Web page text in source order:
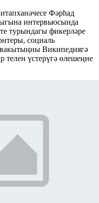
Фәрһад
интервьюсында
турындагы фикерләре
социаль
вакытыңны Википедиягә
телен үстерүгә өлешеңне